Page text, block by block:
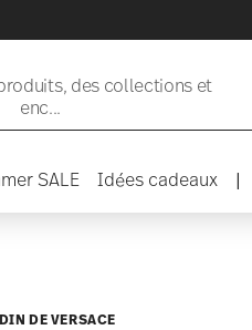
des collections et
enc...
SALE Idées cadeaux |
DE VERSACE